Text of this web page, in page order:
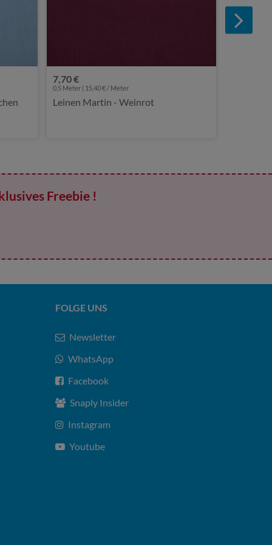
7,70 €
0,5 Meter | 15,40 € / Meter
Leinen Martin - Weinrot
Freebie !
FOLGE UNS
Newsletter
WhatsApp
Facebook
Snaply Insider
Instagram
Youtube